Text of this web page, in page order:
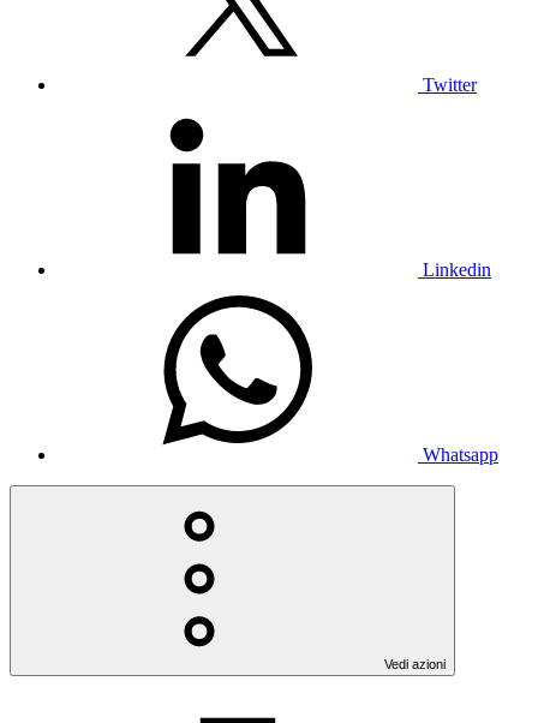
Twitter
Linkedin
Whatsapp
Vedi azioni